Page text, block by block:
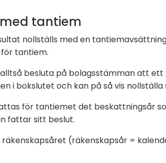
tantiem
nollställs med en
tantiem.
besluta på bolagsstämman att
i bokslutet och kan på så vis nollställa
för tantiemet det beskattningsår
fattar sitt beslut.
(räkenskapsår =